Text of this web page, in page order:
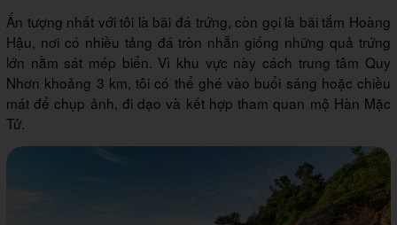
Ấn tượng nhất với tôi là bãi đá trứng, còn gọi là bãi tắm Hoàng
Hậu, nơi có nhiều tảng đá tròn nhẵn giống những quả trứng
lớn nằm sát mép biển. Vì khu vực này cách trung tâm Quy
Nhơn khoảng 3 km, tôi có thể ghé vào buổi sáng hoặc chiều
mát để chụp ảnh, đi dạo và kết hợp tham quan mộ Hàn Mặc
Tử.